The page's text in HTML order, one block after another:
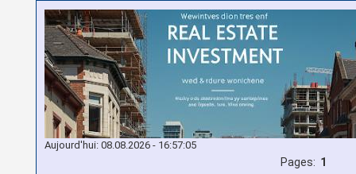
Aujourd'hui: 08.08.2026 - 16:57:05
Pages: 1